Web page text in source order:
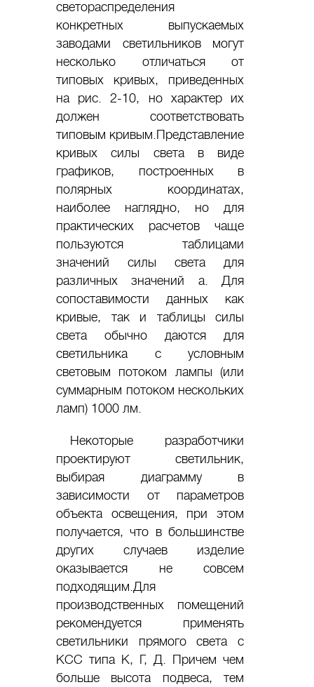
светораспределения
конкретных выпускаемых
заводами светильников могут
несколько отличаться от
типовых кривых, приведенных
на рис. 2-10, но характер их
должен соответствовать
типовым кривым.Представление
кривых силы света в виде
графиков, построенных в
полярных координатах,
наиболее наглядно, но для
практических расчетов чаще
пользуются таблицами
значений силы света для
различных значений а. Для
сопоставимости данных как
кривые, так и таблицы силы
света обычно даются для
светильника с условным
световым потоком лампы (или
суммарным потоком нескольких
ламп) 1000 лм.
Некоторые разработчики
проектируют светильник,
выбирая диаграмму в
зависимости от параметров
объекта освещения, при этом
получается, что в большинстве
других случаев изделие
оказывается не совсем
подходящим.Для
производственных помещений
рекомендуется применять
светильники прямого света с
КСС типа К, Г, Д. Причем чем
больше высота подвеса, тем